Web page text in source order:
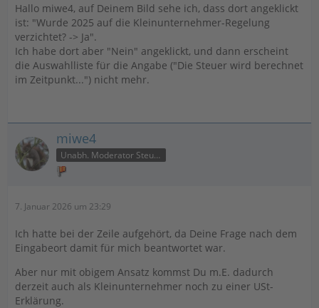
Hallo miwe4, auf Deinem Bild sehe ich, dass dort angeklickt
ist: "Wurde 2025 auf die Kleinunternehmer-Regelung
verzichtet? -> Ja".
Ich habe dort aber "Nein" angeklickt, und dann erscheint
die Auswahlliste für die Angabe ("Die Steuer wird berechnet
im Zeitpunkt...") nicht mehr.
miwe4
Unabh. Moderator Steuer
7. Januar 2026 um 23:29
Ich hatte bei der Zeile aufgehört, da Deine Frage nach dem
Eingabeort damit für mich beantwortet war.
Aber nur mit obigem Ansatz kommst Du m.E. dadurch
derzeit auch als Kleinunternehmer noch zu einer USt-
Erklärung.